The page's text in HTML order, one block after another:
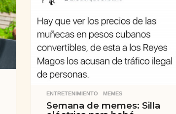
á
s
ENTRETENIMIENTO ,MEMES
Semana de memes: Silla